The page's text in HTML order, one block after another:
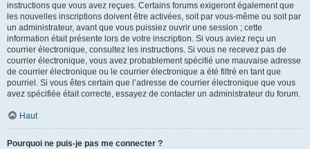
instructions que vous avez reçues. Certains forums exigeront également que
les nouvelles inscriptions doivent être activées, soit par vous-même ou soit par
un administrateur, avant que vous puissiez ouvrir une session ; cette
information était présente lors de votre inscription. Si vous aviez reçu un
courrier électronique, consultez les instructions. Si vous ne recevez pas de
courrier électronique, vous avez probablement spécifié une mauvaise adresse
de courrier électronique ou le courrier électronique a été filtré en tant que
pourriel. Si vous êtes certain que l’adresse de courrier électronique que vous
avez spécifiée était correcte, essayez de contacter un administrateur du forum.
Haut
Pourquoi ne puis-je pas me connecter ?